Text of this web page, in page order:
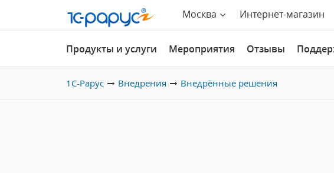
Москва Интернет-магазин
Продукты и услуги Мероприятия Отзывы
1С-Рарус Внедрения Внедрённые решения